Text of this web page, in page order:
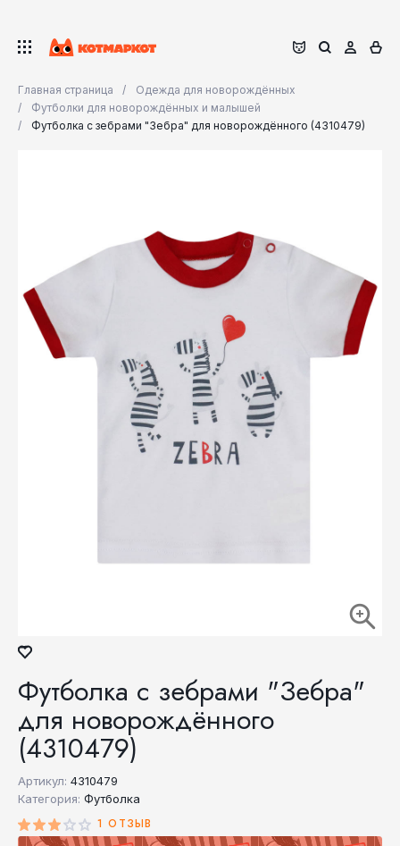
Главная страница
Одежда для новорождённых
Футболки для новорождённых и малышей
Футболка с зебрами "Зебра" для новорождённого (4310479)
Футболка с зебрами "Зебра"
для новорождённого
(4310479)
Артикул: 4310479
Категория: Футболка
1 ОТЗЫВ